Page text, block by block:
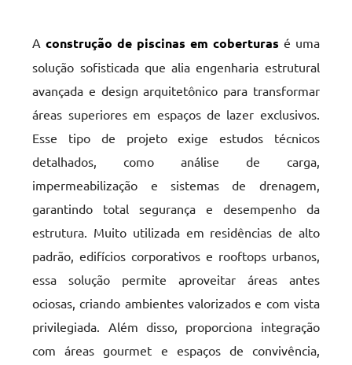
Aconstrução de piscinas em coberturas é uma
solução sofisticada que alia engenharia estrutural
avançada e design arquitetônico para transformar
áreas superiores em espaços de lazer exclusivos.
Esse tipo de projeto exige estudos técnicos
detalhados, como análise de carga,
impermeabilização e sistemas de drenagem,
garantindo total segurança e desempenho da
estrutura. Muito utilizada em residências de alto
padrão, edifícios corporativos e rooftops urbanos,
essa solução permite aproveitar áreas antes
ociosas, criando ambientes valorizados e com vista
privilegiada. Além disso, proporciona integração
com áreas gourmet e espaços de convivência,